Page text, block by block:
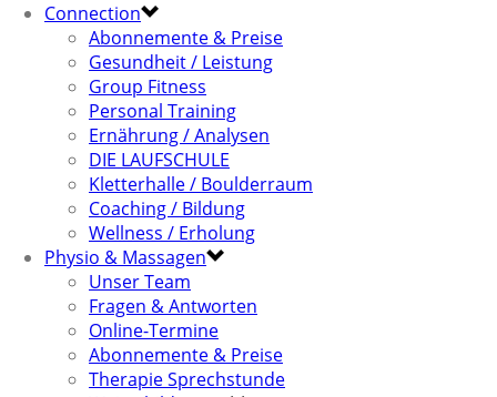
Connection
Abonnemente & Preise
Gesundheit / Leistung
Group Fitness
Personal Training
Ernährung / Analysen
DIE LAUFSCHULE
Kletterhalle / Boulderraum
Coaching / Bildung
Wellness / Erholung
Physio & Massagen
Unser Team
Fragen & Antworten
Online-Termine
Abonnemente & Preise
Therapie Sprechstunde